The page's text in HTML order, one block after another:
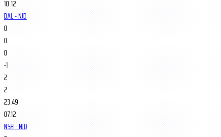
10.12
DAL - NJD
0
0
0
-1
2
2
23:49
07.12
NSH - NJD